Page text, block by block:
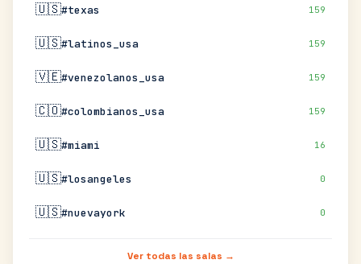
🇺🇸#texas 159
🇺🇸#latinos_usa 159
🇻🇪#venezolanos_usa 159
🇨🇴#colombianos_usa 159
🇺🇸#miami 16
🇺🇸#losangeles 0
🇺🇸#nuevayork 0
Ver todas las salas →